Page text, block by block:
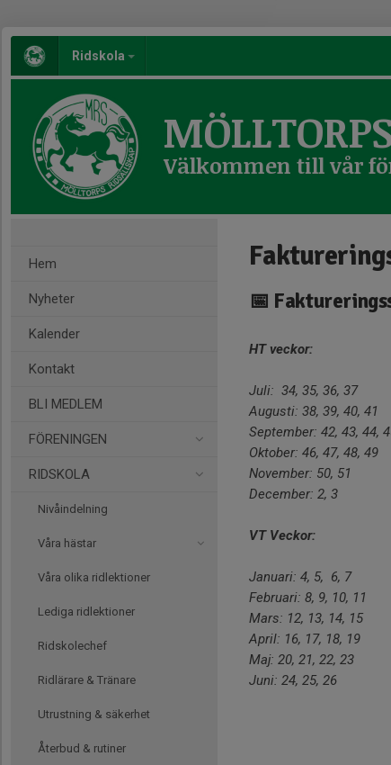
Ridskola
Välkommen till vår
Hem
Nyheter
Kalender
Kontakt
BLI MEDLEM
FÖRENINGEN
RIDSKOLA
Nivåindelning
Våra hästar
Våra olika ridlektioner
Lediga ridlektioner
Ridskolechef
Ridlärare & Tränare
Utrustning & säkerhet
Återbud & rutiner
📅
HT veckor:
Juli: 34, 35, 36, 37
Augusti: 38, 39, 40, 41
September: 42, 43, 44,
Oktober: 46, 47, 48, 49
November: 50, 51
December: 2, 3
VT Veckor:
Januari: 4, 5, 6, 7
Februari: 8, 9, 10, 11
Mars: 12, 13, 14, 15
April: 16, 17, 18, 19
Maj: 20, 21, 22, 23
Juni: 24, 25, 26